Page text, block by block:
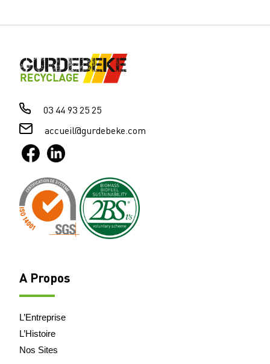
03 44 93 25 25
accueil@gurdebeke.com
A Propos
L’Entreprise
L’Histoire
Nos Sites